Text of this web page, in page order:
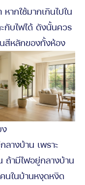
ากใช้มากเกินไปใน
กับไฟได้ ดังนั้นควร
สีหลักของทั้งห้อง
ง
ลางบ้าน เพราะ
ถ้ามีไฟอยู่กลางบ้าน
นในบ้านหงุดหงิด